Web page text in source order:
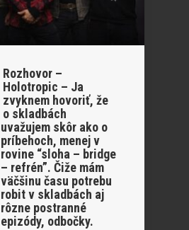
Rozhovor –
Holotropic – Ja
zvyknem hovoriť, že
o skladbách
uvažujem skôr ako o
príbehoch, menej v
rovine “sloha – bridge
– refrén”. Čiže mám
väčšinu času potrebu
robit v skladbách aj
rôzne postranné
epizódy, odbočky.